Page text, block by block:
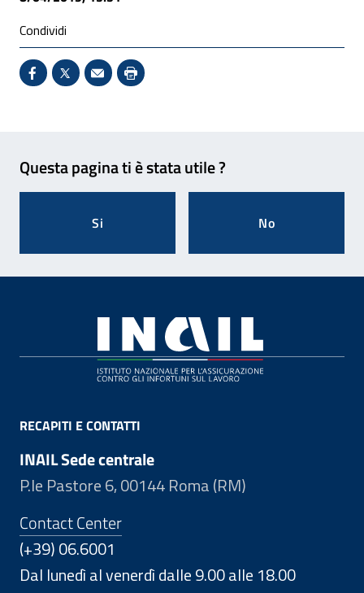
Condividi
Condividi su Facebook - Sito esterno - Apertura in
X - Sito esterno - Apertura in nuova finestra
Invio Mail: apre il programma di posta
Stampa pagina: scelta meno
Questa pagina ti è stata utile ?
Si No
RECAPITI E CONTATTI
INAIL Sede centrale
P.le Pastore 6, 00144 Roma (RM)
Contact Center
(+39) 06.6001
Dal lunedì al venerdì dalle 9.00 alle 18.00